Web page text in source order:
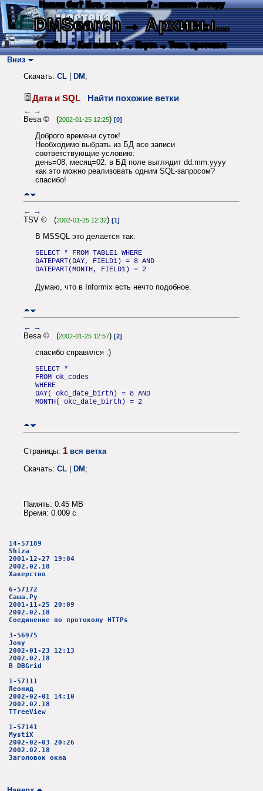
Нашли баг? Есть пожелания? - напишите автору
DMSearch→ Архивы...
О сайте → Как искать? → Карта → Текс. протокол
Вниз
Скачать: CL DM ;
Дата и SQL Найти похожие ветки
← →
Besa © (2002-01-25 12:25) [0]
Доброго времени суток!
Необходимо выбрать из БД все записи
соответствующие условию:
день=08, месяц=02. в БД поле выглядит dd.mm.yyyy
как это можно реализовать одним SQL-запросом?
спасибо!
← →
TSV © (2002-01-25 12:32) [1]
В MSSQL это делается так:
SELECT * FROM TABLE1 WHERE
DATEPART(DAY, FIELD1) = 8 AND
DATEPART(MONTH, FIELD1) = 2
Думаю, что в Informix есть нечто подобное.
← →
Besa © (2002-01-25 12:57) [2]
спасибо справился :)
SELECT *
FROM ok_codes
WHERE
DAY( okc_date_birth) = 8 AND
MONTH( okc_date_birth) = 2
Страницы: 1 вся ветка
Скачать: CL | DM;
Память: 0.45 MB
Время: 0.009 c
14-57189
Shiza
2001-12-27 19:04
2002.02.18
Хакерство
6-57172
Саша.Ру
2001-11-25 20:09
2002.02.18
Соединение по протоколу HTTPs
3-56975
Jony
2002-01-23 12:13
2002.02.18
В DBGrid
1-57111
Леонид
2002-02-01 14:10
2002.02.18
TTreeView
1-57141
MystiX
2002-02-03 20:26
2002.02.18
Заголовок окна